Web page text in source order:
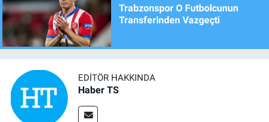
Trabzonspor O Futbolcunun
Transferinden Vazgeçti
EDITÖR HAKKINDA
Haber TS